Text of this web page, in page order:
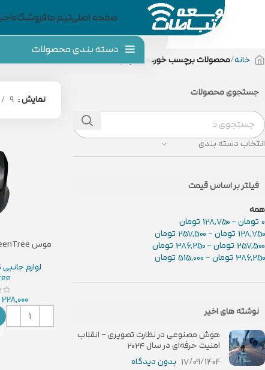
صفحه اصلیتیم مافروشگاه
دسته بندی محصولات
خانه محصولات برچسب خورده “ماوس”
جستجوی محصولات
انتخاب دسته بندی
فیلتر بر اساس قیمت
همه
0 تومان-
128,750 تومان
128,750 تومان-
257,500 تومان
257,500 تومان-
386,250 تومان
386,250 تومان-
515,000 تومان
نوشته های اخیر
هوش مصنوعی در نظارت تصویری – انقلاب
امنیت حرفه‌ای در سال ۲۰۲۴
17/09/1404 بدون دیدگاه
نمایش 9
موس GreenTree مدل GT-MS872
لوازم
228,000